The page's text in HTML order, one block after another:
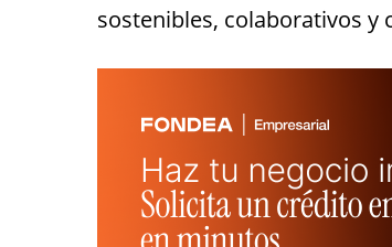
sostenibles, colaborativos y